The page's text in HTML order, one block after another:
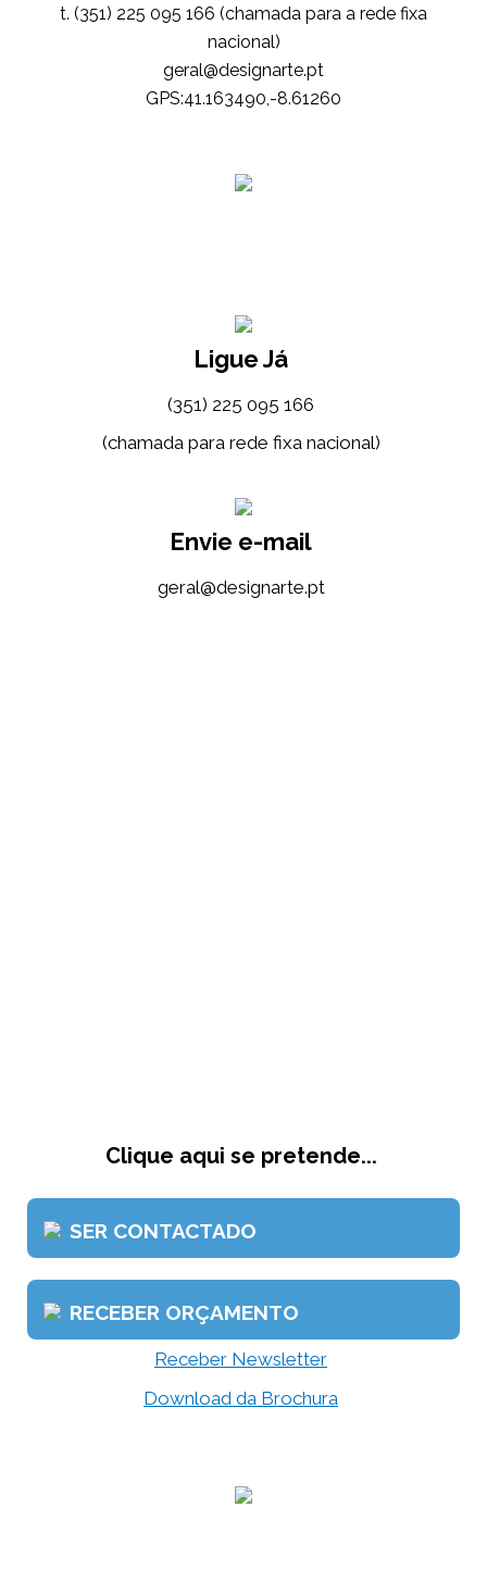
t. (351) 225 095 166 (chamada para a rede fixa
nacional)
tp.etrangised@lareg
GPS:41.163490,-8.61260
Ligue Já
(351) 225 095 166
(chamada para rede fixa nacional)
Envie e-mail
tp.etrangised@lareg
Clique aqui se pretende...
SER CONTACTADO
RECEBER ORÇAMENTO
Receber Newsletter
Download da Brochura